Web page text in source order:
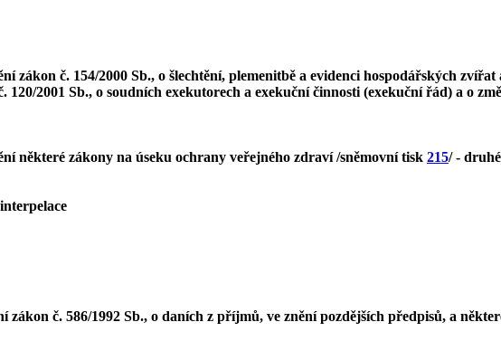
zákon č. 154/2000 Sb., o šlechtění, plemenitbě a evidenci hospodářských
120/2001 Sb., o soudních exekutorech a exekuční činnosti (exekuční řád) a o
některé zákony na úseku ochrany veřejného zdraví /sněmovní tisk 215/ -
č. 586/1992 Sb., o daních z příjmů, ve znění pozdějších předpisů, a